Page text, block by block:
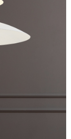
戶狀況，依本公司即
本公司將視審查結果
現惡意使用之情形，
採取法律行動。